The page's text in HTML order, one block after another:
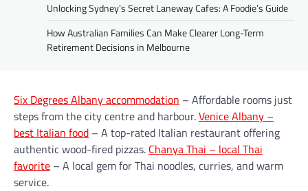
Unlocking Sydney’s Secret Laneway Cafes: A Foodie’s Guide
How Australian Families Can Make Clearer Long-Term
Retirement Decisions in Melbourne
Six Degrees Albany accommodation – Affordable rooms just
steps from the city centre and harbour.Venice Albany –
best Italian food – A top-rated Italian restaurant offering
authentic wood-fired pizzas. Chanya Thai – local Thai
favorite – A local gem for Thai noodles, curries, and warm
service.